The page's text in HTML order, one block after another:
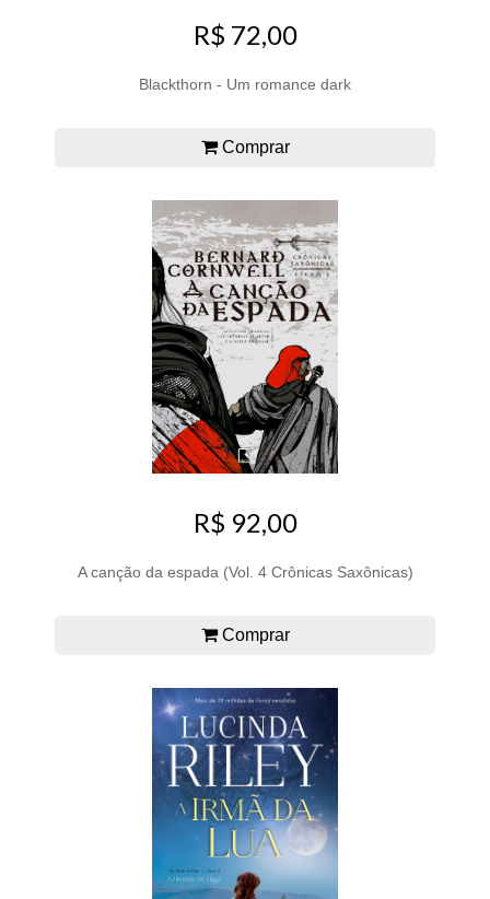
R$ 72,00
Blackthorn - Um romance dark
Comprar
R$ 92,00
A canção da espada (Vol. 4 Crônicas Saxônicas)
Comprar